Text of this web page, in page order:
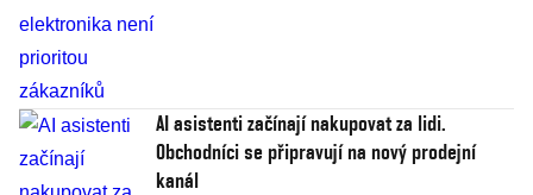
AI asistenti začínají nakupovat za lidi.
Obchodníci se připravují na nový prodejní
kanál